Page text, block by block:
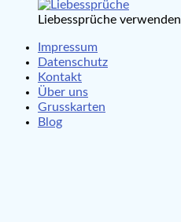
Liebessprüche verwenden
Impressum
Datenschutz
Kontakt
Über uns
Grusskarten
Blog